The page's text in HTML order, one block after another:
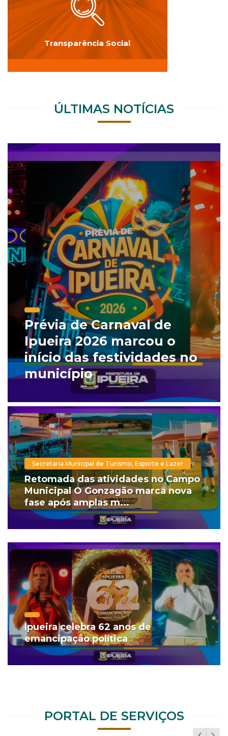
Transparência Social
ÚLTIMAS NOTÍCIAS
Prévia de Carnaval de
Ipueira 2026 marcou o
início das festividades no
município
Secretaria Municipal de Turismo, Esporte e Lazer
Retomada das atividades no Campo
Municipal O Gonzagão marca nova
fase após amplas m...
Ipueira celebra 62 anos de
emancipação política
PORTAL DE SERVIÇOS